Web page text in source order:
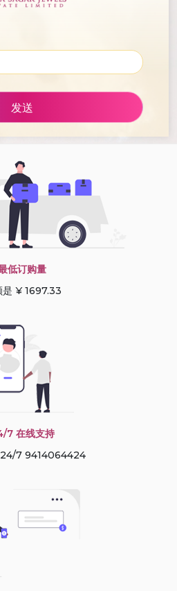
发送
低订购量
是 ¥ 1697.33
7 在线支持
24/7 9414064424